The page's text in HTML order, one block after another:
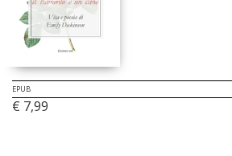
EPUB
€ 7,99